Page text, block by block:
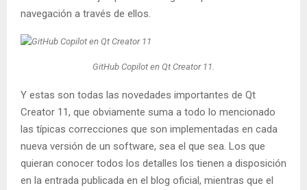
navegación a través de ellos.
GitHub Copilot en Qt Creator 11.
Y estas son todas las novedades importantes de Qt
Creator 11, que obviamente suma a todo lo mencionado
las típicas correcciones que son implementadas en cada
nueva versión de un software, sea el que sea. Los que
quieran conocer todos los detalles los tienen a disposición
en la entrada publicada en el blog oficial, mientras que el